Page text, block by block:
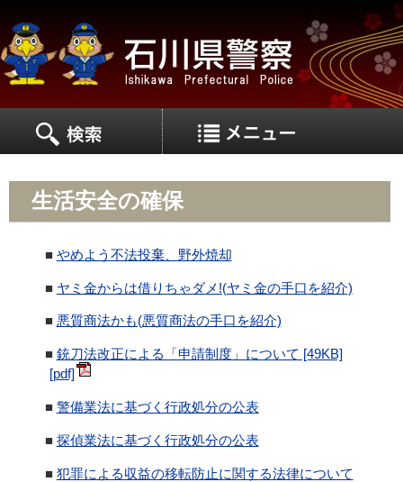
生活安全の確保
■ やめよう不法投棄、野外焼却
■ ヤミ金からは借りちゃダメ!(ヤミ金の手口を紹介)
■ 悪質商法かも(悪質商法の手口を紹介)
■ 銃刀法改正による「申請制度」について [49KB]
■ 警備業法に基づく行政処分の公表
■ 探偵業法に基づく行政処分の公表
■ 犯罪による収益の移転防止に関する法律について